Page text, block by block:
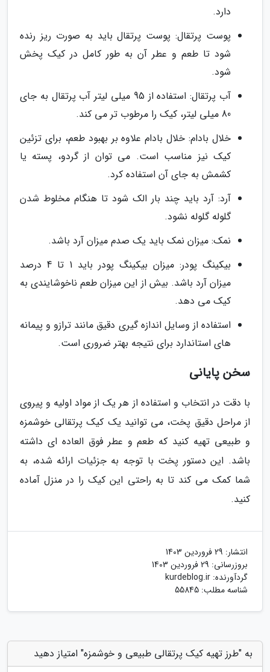
دارد.
پوست پرتقال: پوست پرتقال باید به صورت ریز رنده
شود تا طعم و عطر آن به طور کامل در کیک پخش
شود.
آب پرتقال: استفاده از 95 میلی لیتر آب پرتقال به جای
80 میلی لیتر، کیک را مرطوب تر می کند.
خلال بادام: خلال بادام علاوه بر بهبود طعم، برای تزئین
کیک نیز مناسب است. می توان از گردو، پسته یا
کشمش به جای آن استفاده کرد.
آرد: آرد باید چند بار الک شود تا هنگام مخلوط شدن
گلوله گلوله نشود.
نمک: میزان نمک باید یک صدم میزان آرد باشد.
بیکینگ پودر: میزان بیکینگ پودر باید 1 تا 4 درصد
میزان آرد باشد. بیش از این میزان طعم ناخوشایندی به
کیک می دهد.
استفاده از وسایل اندازه گیری دقیق مانند ترازو و پیمانه
های استاندارد برای نتیجه بهتر ضروری است.
سخن پایانی
با دقت در انتخاب و استفاده از هر یک از مواد اولیه و پیروی
از مراحل دقیق پخت، می توانید یک کیک پرتقالی خوشمزه
و طبیعی تهیه کنید که طعم و عطر فوق العاده ای داشته
باشد. این دستور پخت با توجه به جزئیات ارائه شده، به
شما کمک می کند تا به راحتی این کیک را در منزل آماده
کنید.
انتشار: 29 فروردین 1403
بروزرسانی: 29 فروردین 1403
گردآورنده: kurdeblog.ir
شناسه مطلب: 55845
به "طرز تهیه کیک پرتقالی طبیعی و خوشمزه" امتیاز دهید